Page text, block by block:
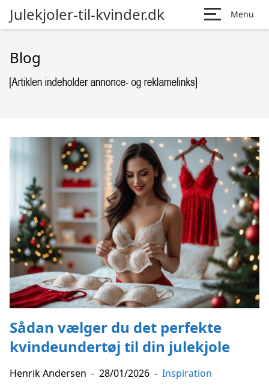
Julekjoler-til-kvinder.dk Menu
Blog
Sådan vælger du det perfekte
kvindeundertøj til din julekjole
Henrik Andersen - 28/01/2026 - Inspiration